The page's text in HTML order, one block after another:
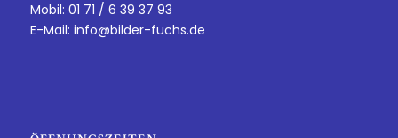
Mobil: 01 71 / 6 39 37 93
E-Mail: info@bilder-fuchs.de